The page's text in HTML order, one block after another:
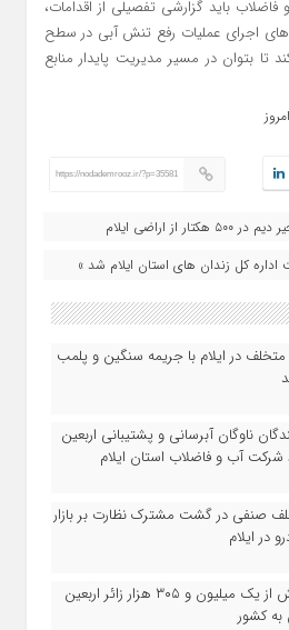
باید گزارشی تفصیلی از اقدامات،
اجرای عملیات رفع تنش آبی در سطح
تا بتوان در مسیر مدیریت پایدار منابع
https://nodademrooz.ir/?p=35581
از اراضی ایلام
کل زندان‌ های استان ایلام شد »
در ایلام با جریمه سنگین و پلمب
ناوگان آبرسانی و پشتیبانی اربعین
۱۰ تخلف صنفی در گشت مشترک نظارت بر بازار
در ایلام
بازگشت بیش از یک میلیون و ۳۰۵ هزار زائر اربعین
به کشور